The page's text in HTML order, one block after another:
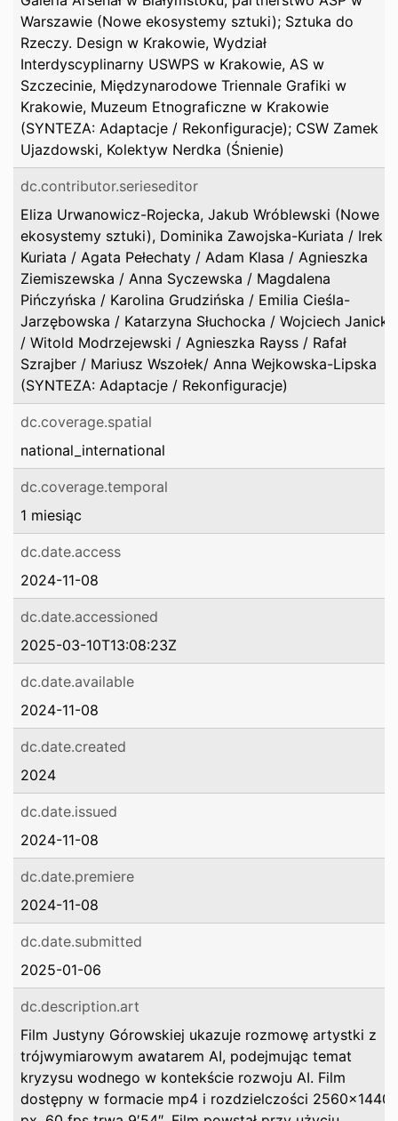
Warszawie (Nowe ekosystemy sztuki); Sztuka do
Rzeczy. Design w Krakowie, Wydział
Interdyscyplinarny USWPS w Krakowie, AS w
Szczecinie, Międzynarodowe Triennale Grafiki w
Krakowie, Muzeum Etnograficzne w Krakowie
(SYNTEZA: Adaptacje / Rekonfiguracje); CSW Zamek
Ujazdowski, Kolektyw Nerdka (Śnienie)
dc.contributor.serieseditor
Eliza Urwanowicz-Rojecka, Jakub Wróblewski (Nowe
ekosystemy sztuki), Dominika Zawojska-Kuriata / Irek
Kuriata / Agata Pełechaty / Adam Klasa / Agnieszka
Ziemiszewska / Anna Syczewska / Magdalena
Pińczyńska / Karolina Grudzińska / Emilia Cieśla-
Jarzębowska / Katarzyna Słuchocka / Wojciech Janicki
/ Witold Modrzejewski / Agnieszka Rayss / Rafał
Szrajber / Mariusz Wszołek/ Anna Wejkowska-Lipska
(SYNTEZA: Adaptacje / Rekonfiguracje)
dc.coverage.spatial
national_international
dc.coverage.temporal
1 miesiąc
dc.date.access
2024-11-08
dc.date.accessioned
2025-03-10T13:08:23Z
dc.date.available
2024-11-08
dc.date.created
2024
dc.date.issued
2024-11-08
dc.date.premiere
2024-11-08
dc.date.submitted
2025-01-06
dc.description.art
Film Justyny Górowskiej ukazuje rozmowę artystki z
trójwymiarowym awatarem AI, podejmując temat
kryzysu wodnego w kontekście rozwoju AI. Film
dostępny w formacie mp4 i rozdzielczości 2560×1440